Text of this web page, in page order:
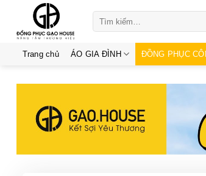
content
Trang chủ ÁO GIA ĐÌNH ĐỒNG PHỤC